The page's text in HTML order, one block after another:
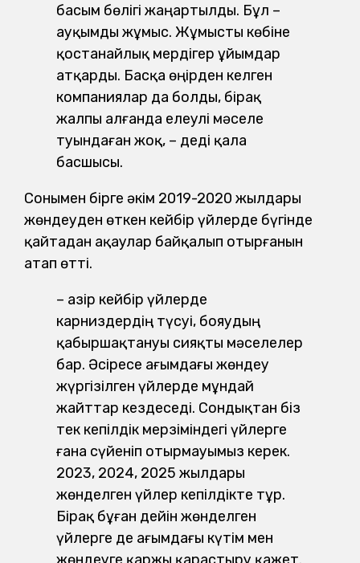
басым бөлігі жаңартылды. Бұл –
ауқымды жұмыс. Жұмысты көбіне
қостанайлық мердігер ұйымдар
атқарды. Басқа өңірден келген
компаниялар да болды, бірақ
жалпы алғанда елеулі мәселе
туындаған жоқ, – деді қала
басшысы.
Сонымен бірге әкім 2019-2020 жылдары
жөндеуден өткен кейбір үйлерде бүгінде
қайтадан ақаулар байқалып отырғанын
атап өтті.
– Қазір кейбір үйлерде
карниздердің түсуі, бояудың
қабыршақтануы сияқты мәселелер
бар. Әсіресе ағымдағы жөндеу
жүргізілген үйлерде мұндай
жайттар кездеседі. Сондықтан біз
тек кепілдік мерзіміндегі үйлерге
ғана сүйеніп отырмауымыз керек.
2023, 2024, 2025 жылдары
жөнделген үйлер кепілдікте тұр.
Бірақ бұған дейін жөнделген
үйлерге де ағымдағы күтім мен